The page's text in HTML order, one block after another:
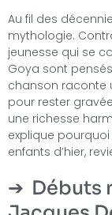
Au fil des
mythologie.
jeunesse qui se
Goya sont
chanson raconte
pour rester
une richesse
explique pourquoi
enfants d’hier,
Débuts